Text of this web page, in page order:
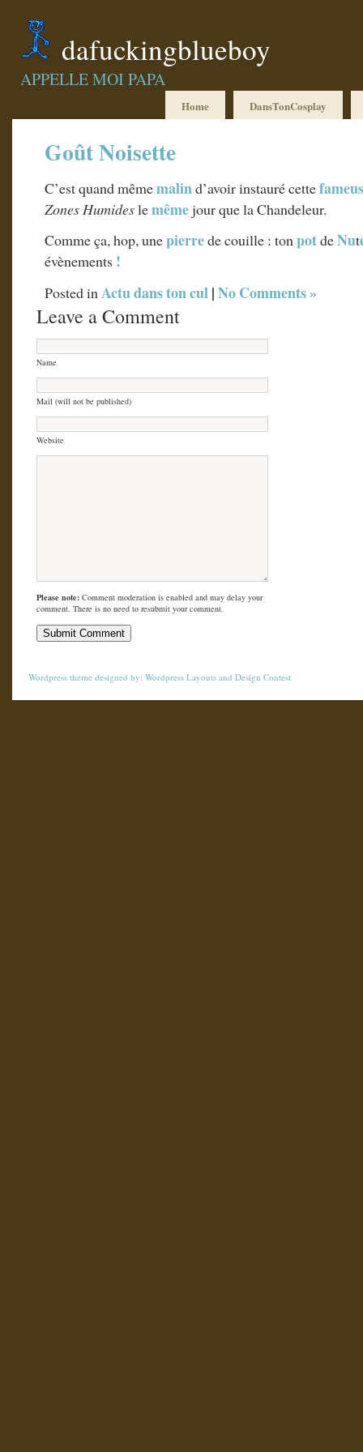
dafuckingblueboy
APPELLE MOI PAPA
Home DansTonCosplay
Goût Noisette
C’est quand mêmemalind’avoir instauré cette
Zones Humideslemêmejour que la Chandeleur.
Comme ça, hop, unepierrede couille : tonpotdeNut
évènements !
Posted in Actu dans ton cul|No Comments »
Leave a Comment
Name
Mail (will not be published)
Website
Please note: Comment moderation is enabled and may delay your
comment. There is no need to resubmit your comment.
Wordpress theme designed by: Wordpress Layouts and Design Contest